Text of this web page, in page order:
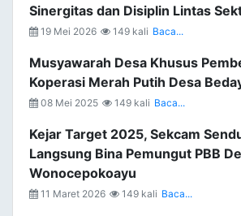
Sinergitas dan Disiplin Lintas
19 Mei 2026 149 kali Baca...
Musyawarah Desa Khusus
Koperasi Merah Putih Desa
08 Mei 2025 149 kali Baca...
Kejar Target 2025, Sekcam
Langsung Bina Pemungut PBB
Wonocepokoayu
11 Maret 2026 149 kali Baca...